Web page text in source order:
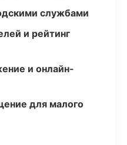
службами
и рейтинг
и онлайн-
для малого